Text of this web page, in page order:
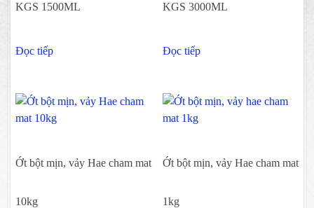
KGS 1500ML
Đọc tiếp
KGS 3000ML
Đọc tiếp
Ớt bột mịn, vảy Hae cham mat
10kg
Ớt bột mịn, vảy Hae cham mat
1kg